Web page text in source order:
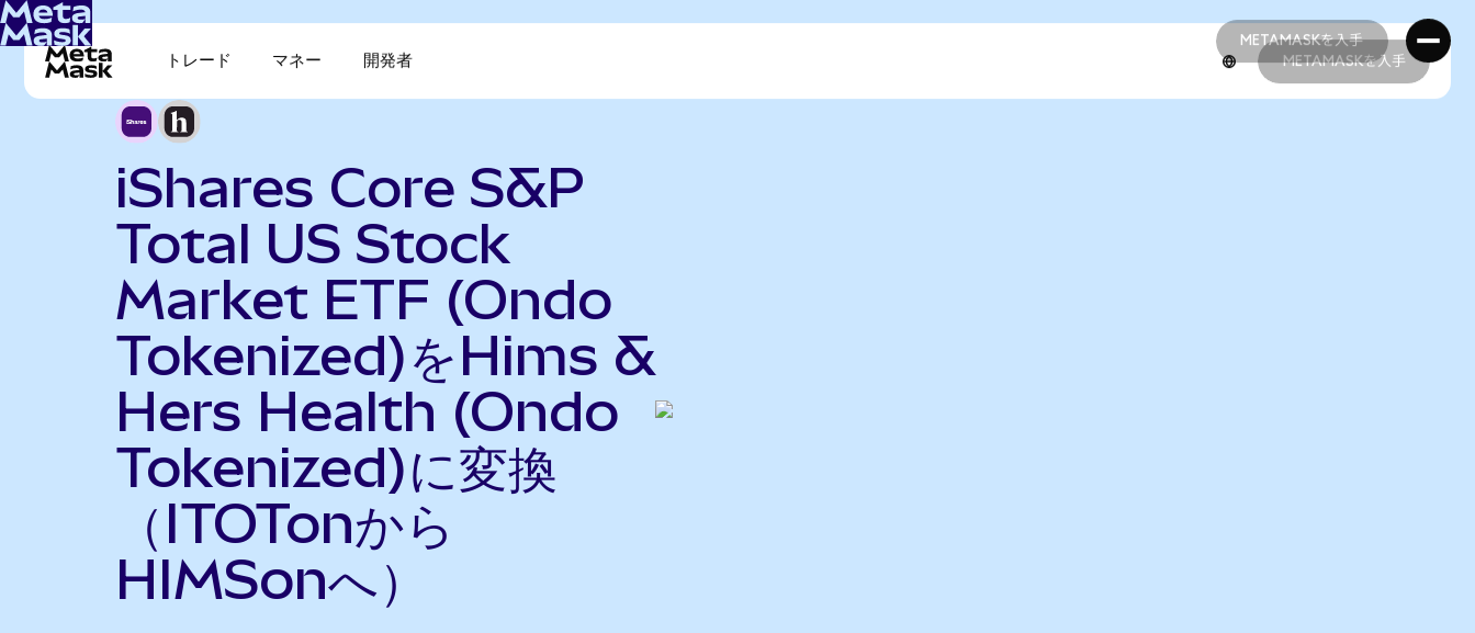
METAMASKを入手
METAMASKを入手
トレード マネー 開発者 METAMASKを入手
iShares Core S&P
Total US Stock
Market ETF (Ondo
Tokenized)をHims &
Hers Health (Ondo
Tokenized)に変換
（ITOTonから
HIMSonへ）